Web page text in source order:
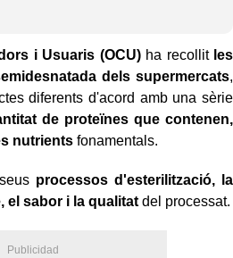
i Usuaris (OCU)ha recollit les
dels supermercats,
diferents d'acord amb una sèrie
de proteïnes que contenen,
nutrients fonamentals.
processos d'esterilització, la
el sabor i la qualitat del processat.